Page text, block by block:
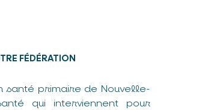
FÉDÉRATION
santé primaire de Nouvelle-
qui interviennent pour